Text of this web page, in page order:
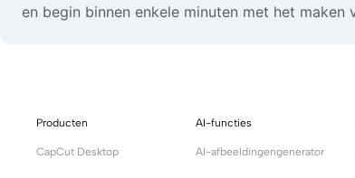
en begin binnen enkele minuten met het maken
Producten
CapCut Desktop
AI-functies
AI-afbeeldingengenerator